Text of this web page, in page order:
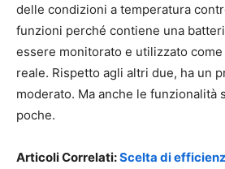
delle condizioni a temperatura
funzioni perché contiene una
essere monitorato e utilizzato
reale. Rispetto agli altri due, ha un
moderato. Ma anche le funzionalità
poche.
Articoli Correlati:Scelta di